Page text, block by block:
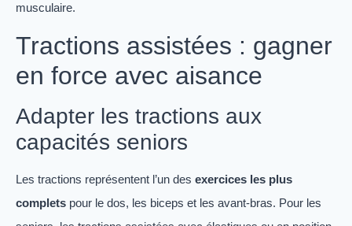
musculaire.
Tractions assistées : gagner
en force avec aisance
Adapter les tractions aux
capacités seniors
Les tractions représentent l’un des exercices les plus
complets pour le dos, les biceps et les avant-bras. Pour les